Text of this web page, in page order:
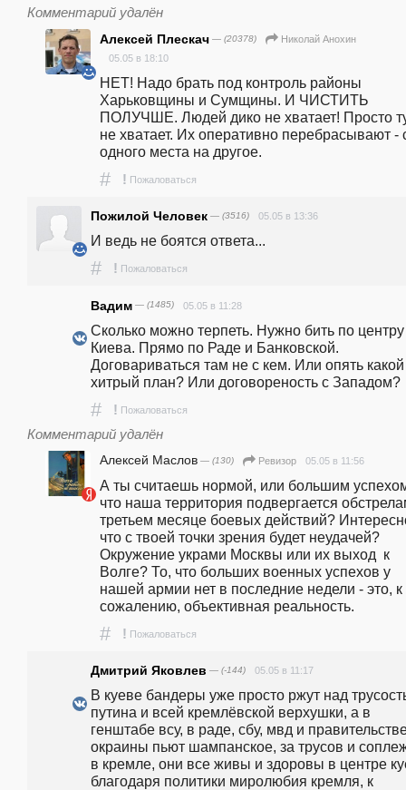
Комментарий удалён
Алексей Плескач — (20378)
Николай Анохин
05.05 в 18:10
НЕТ! Надо брать под контроль районы
Харьковщины и Сумщины. И ЧИСТИТЬ
ПОЛУЧШЕ. Людей дико не хватает! Просто
не хватает. Их оперативно перебрасывают -
одного места на другое.
# ! Пожаловаться
Пожилой Человек — (3516) 05.05 в 13:36
И ведь не боятся ответа...
# ! Пожаловаться
Вадим — (1485) 05.05 в 11:28
Сколько можно терпеть. Нужно бить по центру
Киева. Прямо по Раде и Банковской.
Договариваться там не с кем. Или опять какой
хитрый план? Или договореность с Западом?
# ! Пожаловаться
Комментарий удалён
Алексей Маслов — (130) Ревизор 05.05 в 11:56
А ты считаешь нормой, или большим
что наша территория подвергается
третьем месяце боевых действий?
что с твоей точки зрения будет неудачей?
Окружение украми Москвы или их выход  к
Волге? То, что больших военных успехов у
нашей армии нет в последние недели - это, к
сожалению, объективная реальность.
# ! Пожаловаться
Дмитрий Яковлев — (-144) 05.05 в 11:17
В куеве бандеры уже просто ржут над
путина и всей кремлёвской верхушки, а в
генштабе всу, в раде, сбу, мвд и
окраины пьют шампанское, за трусов и
в кремле, они все живы и здоровы в центре
благодаря политики миролюбия кремля, к